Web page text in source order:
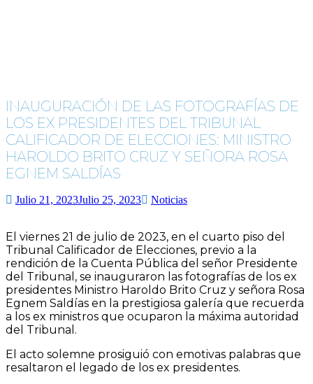
INAUGURACIÓN DE LAS FOTOGRAFÍAS DE
LOS EX PRESIDENTES DEL TRIBUNAL
CALIFICADOR DE ELECCIONES: MINISTRO
HAROLDO BRITO CRUZ Y SEÑORA ROSA
EGNEM SALDÍAS
Julio 21, 2023Julio 25, 2023 Noticias
El viernes 21 de julio de 2023, en el cuarto piso del
Tribunal Calificador de Elecciones, previo a la
rendición de la Cuenta Pública del señor Presidente
del Tribunal, se inauguraron las fotografías de los ex
presidentes Ministro Haroldo Brito Cruz y señora Rosa
Egnem Saldías en la prestigiosa galería que recuerda
a los ex ministros que ocuparon la máxima autoridad
del Tribunal.
El acto solemne prosiguió con emotivas palabras que
resaltaron el legado de los ex presidentes.